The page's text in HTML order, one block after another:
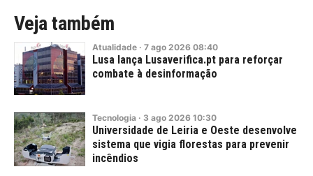
Veja também
Atualidade · 7 ago 2026 08:40
Lusa lança Lusaverifica.pt para reforçar
combate à desinformação
Tecnologia · 3 ago 2026 10:30
Universidade de Leiria e Oeste desenvolve
sistema que vigia florestas para prevenir
incêndios